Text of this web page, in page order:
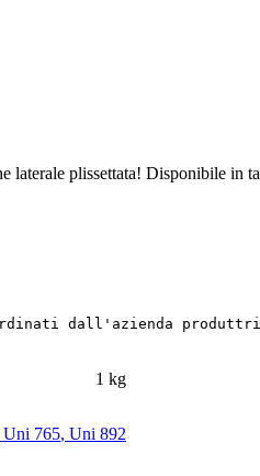
laterale plissettata! Disponibile in
dall'azienda
1 kg
Uni 765, Uni 892